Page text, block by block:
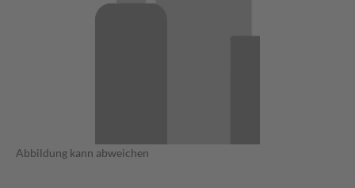
Abbildung kann abweichen